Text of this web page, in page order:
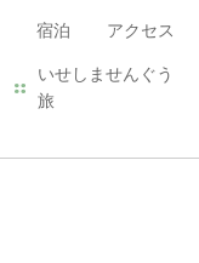
宿泊 アクセス
いせしませんぐう
旅